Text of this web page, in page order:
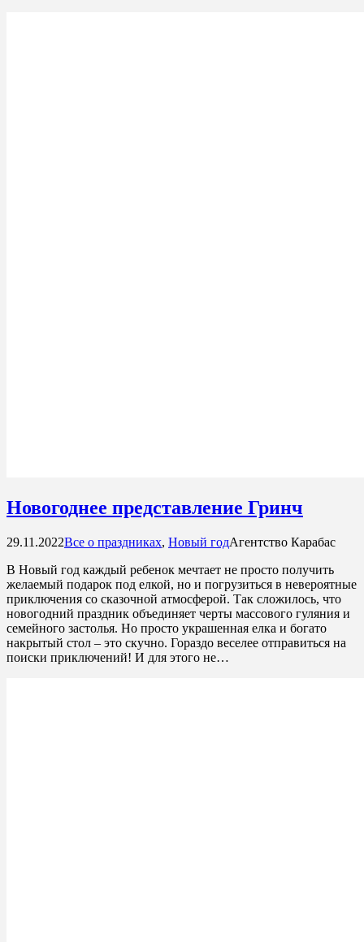
Новогоднее представление Гринч
29.11.2022Все о праздниках, Новый годАгентство Карабас
В Новый год каждый ребенок мечтает не просто получить
желаемый подарок под елкой, но и погрузиться в невероятные
приключения со сказочной атмосферой. Так сложилось, что
новогодний праздник объединяет черты массового гуляния и
семейного застолья. Но просто украшенная елка и богато
накрытый стол – это скучно. Гораздо веселее отправиться на
поиски приключений! И для этого не…